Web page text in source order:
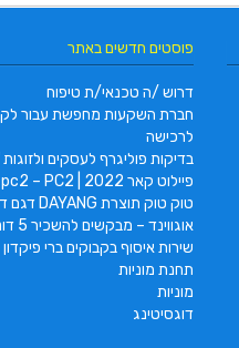
פוסטים חדשים באתר
דרוש /ה טכנאי/ת טיפוח
חברת השקעות מחפשת עבור
לרכישה
בדיקות פוליגרף לעסקים ולזוגות 24/7
פיילוט קאר 2022 | Pilot Car pc2 – PC2
טוק טוק תוצרת DAYANG דגם דרגון 1000W
אוגווינד – מבקשים להשכיר 5 דונם
שירות איסוף בקבוקים ברי פיקדון
תחנת מוניות
מוניות
דוגסיטינג